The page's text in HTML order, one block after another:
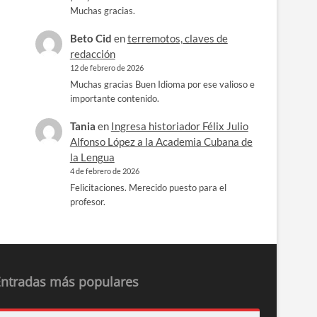
Muchas gracias.
Beto Cid enterremotos, claves de
redacción
12 de febrero de 2026
Muchas gracias Buen Idioma por ese valioso e
importante contenido.
Tania en Ingresa historiador Félix Julio
Alfonso López a la Academia Cubana de
la Lengua
4 de febrero de 2026
Felicitaciones. Merecido puesto para el
profesor.
más populares